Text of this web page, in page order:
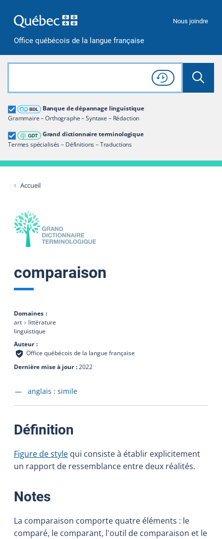
Office québécois de la langue française
Nous joindre
Rechercher dans tout le site
Lancer
Consulter l'
Historique
de recherche
Banque de dépannage linguistique
Grammaire – Orthographe – Syntaxe – Rédaction
Grand dictionnaire terminologique
Termes spécialisés – Définitions – Traductions
Grand dictionnaire terminologique
Restreindre aux termes
Accueil
comparaison
Domaines
art
littérature
linguistique
Auteur
Office québécois de la langue française
Dernière mise à jour 2022
Accéder à la fiche en
anglais : simile
Définition
Figure de style qui consiste à établir explicitement
un rapport de ressemblance entre deux réalités.
Notes:
La comparaison comporte quatre éléments : le
comparé, le comparant, l'outil de comparaison et le